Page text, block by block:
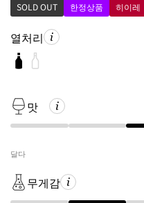
SOLD OUT 한정상품 히이레
열처리
맛
달다
무게감